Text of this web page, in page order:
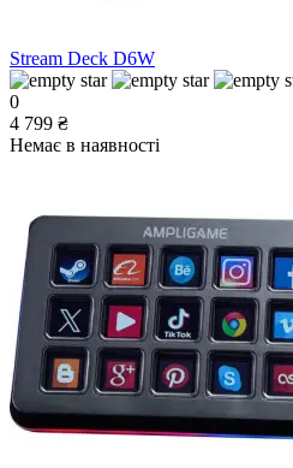
Stream Deck D6W
0
4 799 ₴
Немає в наявності